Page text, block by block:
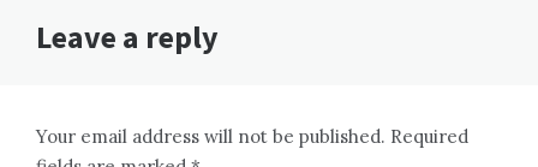
Leave a reply
Your email address will not be published. Required